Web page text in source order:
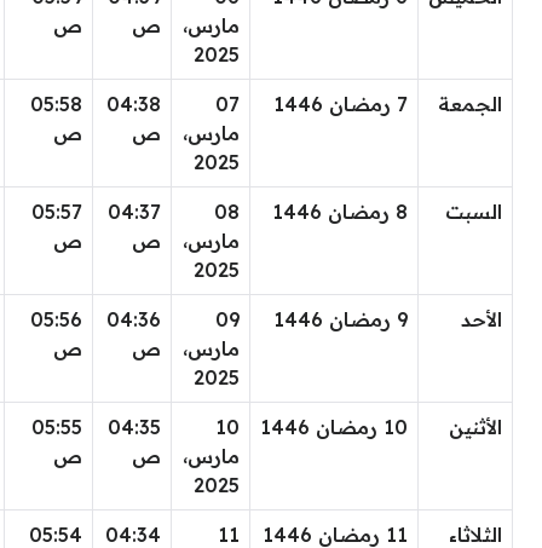
مارس،
2025
ص
ص
الجمعة 7 رمضان 1446
07
مارس،
2025
04:38
ص
05:58
ص
السبت 8 رمضان 1446
08
مارس،
2025
04:37
ص
05:57
ص
الأحد 9 رمضان 1446
09
مارس،
2025
04:36
ص
05:56
ص
الأثنين 10 رمضان 1446
10
مارس،
2025
04:35
ص
05:55
ص
الثلاثاء 11 رمضان 1446
11
04:34
05:54